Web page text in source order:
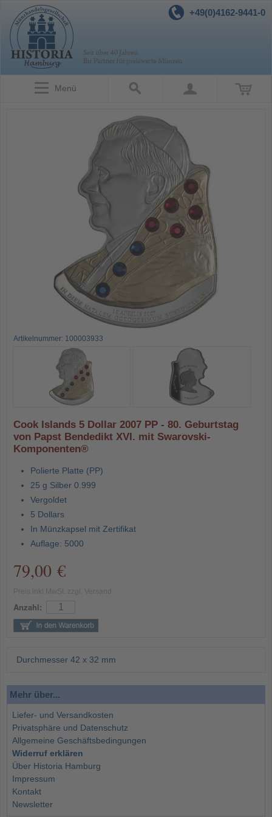
+49(0)4162-9441-0
Menü
Artikelnummer: 100003933
Cook Islands 5 Dollar 2007 PP - 80. Geburtstag
von Papst Bendedikt XVI. mit Swarovski-
Komponenten®
Polierte Platte (PP)
25 g Silber 0.999
Vergoldet
5 Dollars
In Münzkapsel mit Zertifikat
Auflage: 5000
79,00 €
Anzahl:
Durchmesser 42 x 32 mm
Mehr über...
Liefer- und Versandkosten
Privatsphäre und Datenschutz
Allgemeine Geschäftsbedingungen
Widerruf erklären
Über Historia Hamburg
Impressum
Kontakt
Newsletter